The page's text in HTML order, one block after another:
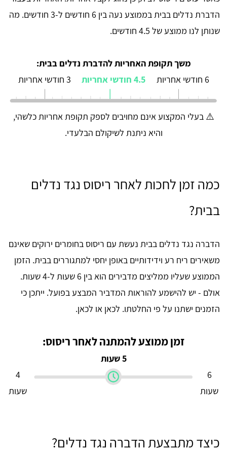
הדברת נדלים בבית בממוצע נעה בין 6 חודשים ל-3 חודשים. מה
שנותן לנו ממוצע של 4.5 חודשים.
משך תקופת האחריות להדברת נדלים בבית:
6 חודשי אחריות
4.5 חודשי אחריות 3 חודשי אחריות
⚠️ בעלי המקצוע אינם מחויבים לספק תקופת אחריות כלשהי,
והיא ניתנת לשיקולם הבלעדי.
כמה זמן לחכות לאחר ריסוס נגד נדלים
בבית?
הדברה נגד נדלים בבית נעשת עם ריסוס בחומרים ירוקים שאינם
משאירים ריח רע וידידותיים באופן יחסי למתגוררים בבית. הזמן
הממוצע שעליו ממליצים מדבירים הוא בין 6 שעות ל-4 שעות.
אולם - יש להישמע להוראות המדביר המבצע בפועל. ייתכן כי
הזמנים ישתנו על פי החלטתו. לכאן או לכאן.
זמן ממוצע להמתנה לאחר ריסוס:
5 שעות
6
שעות
4
שעות
כיצד מתבצעת הדברה נגד נדלים?